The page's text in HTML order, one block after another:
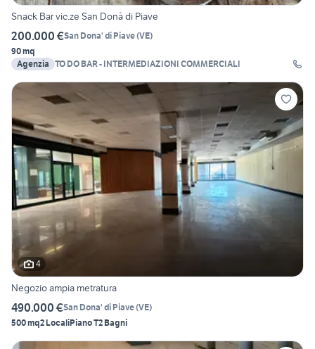
Snack Bar vic.ze San Donà di Piave
200.000 €San Dona' di Piave(VE)
90 mq
Agenzia TO DO BAR - INTERMEDIAZIONI COMMERCIALI
4
Negozio ampia metratura
490.000 €San Dona' di Piave(VE)
500 mq2 LocaliPiano T2 Bagni